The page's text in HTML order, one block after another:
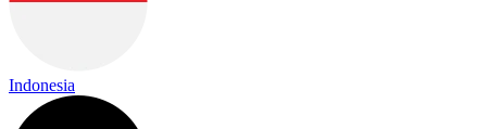
Indonesia